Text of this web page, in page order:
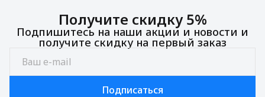
Получите скидку 5%
Подпишитесь на наши акции и новости и
получите скидку на первый заказ
Подписаться